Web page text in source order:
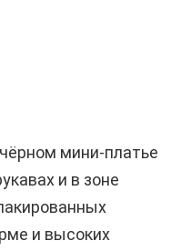
мини-платье
и в зоне
и высоких